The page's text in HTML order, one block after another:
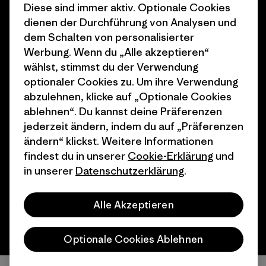
Geschenkgutscheine
Stores in deiner
Nähe
Patagonia Deutschland
Seitenverzeichnis
© 2026 Patagonia, Inc. All Rights Reserved.
Deutsch
Diese sind immer aktiv. Optionale Cookies
dienen der Durchführung von Analysen und
dem Schalten von personalisierter
Werbung. Wenn du „Alle akzeptieren“
wählst, stimmst du der Verwendung
optionaler Cookies zu. Um ihre Verwendung
abzulehnen, klicke auf „Optionale Cookies
ablehnen“. Du kannst deine Präferenzen
jederzeit ändern, indem du auf „Präferenzen
ändern“ klickst. Weitere Informationen
findest du in unserer Cookie-Erklärung und
in unserer Datenschutzerklärung.
Alle Akzeptieren
Optionale Cookies Ablehnen